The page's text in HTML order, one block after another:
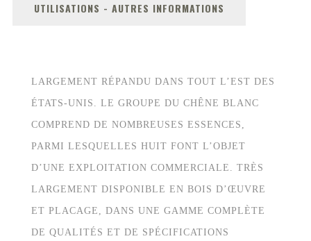
UTILISATIONS - AUTRES INFORMATIONS
LARGEMENT RÉPANDU DANS TOUT L’EST DES
ÉTATS-UNIS. LE GROUPE DU CHÊNE BLANC
COMPREND DE NOMBREUSES ESSENCES,
PARMI LESQUELLES HUIT FONT L’OBJET
D’UNE EXPLOITATION COMMERCIALE. TRÈS
LARGEMENT DISPONIBLE EN BOIS D’ŒUVRE
ET PLACAGE, DANS UNE GAMME COMPLÈTE
DE QUALITÉS ET DE SPÉCIFICATIONS